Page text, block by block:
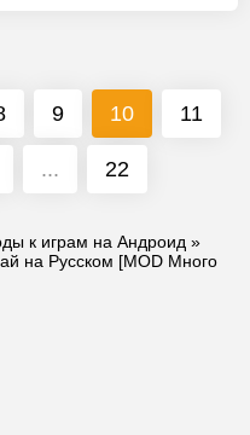
9 10 11
... 22
к играм на Андроид »
на Русском [MOD Много